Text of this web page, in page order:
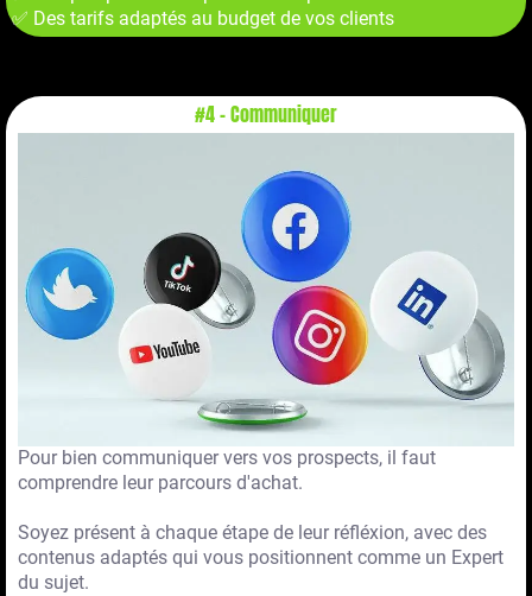
✅ Des tarifs adaptés au budget de vos clients
#4 - Communiquer
Pour bien communiquer vers vos prospects, il faut
comprendre leur parcours d'achat.
Soyez présent à chaque étape de leur réfléxion, avec des
contenus adaptés qui vous positionnent comme un Expert
du sujet.